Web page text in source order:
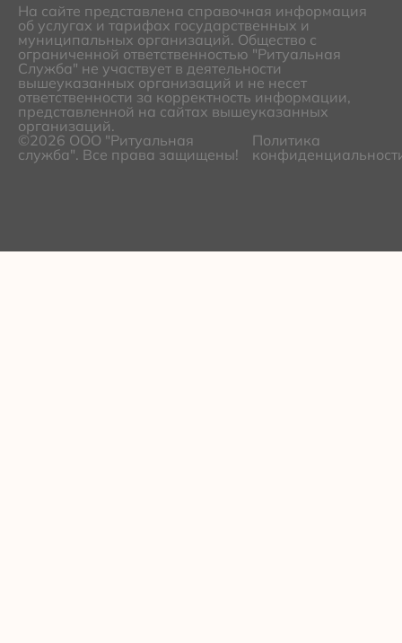
На сайте представлена справочная информация
об услугах и тарифах государственных и
муниципальных организаций. Общество с
ограниченной ответственностью "Ритуальная
Служба" не участвует в деятельности
вышеуказанных организаций и не несет
ответственности за корректность информации,
представленной на сайтах вышеуказанных
организаций.
©2026 ООО "Ритуальная
служба". Все права защищены!
Политика